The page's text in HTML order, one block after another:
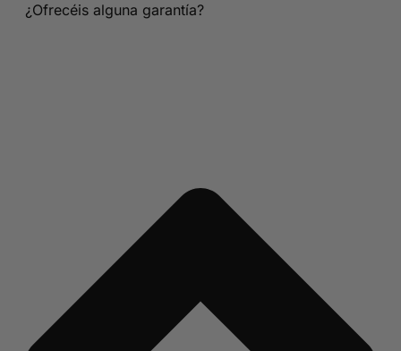
¿Ofrecéis alguna garantía?